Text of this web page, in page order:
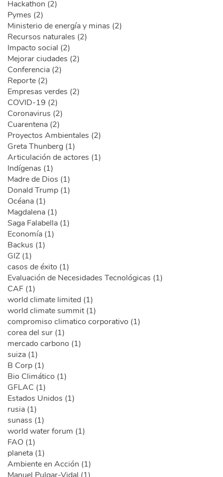
Hackathon (2)
Pymes (2)
Ministerio de energía y minas (2)
Recursos naturales (2)
Impacto social (2)
Mejorar ciudades (2)
Conferencia (2)
Reporte (2)
Empresas verdes (2)
COVID-19 (2)
Coronavirus (2)
Cuarentena (2)
Proyectos Ambientales (2)
Greta Thunberg (1)
Articulación de actores (1)
Indígenas (1)
Madre de Dios (1)
Donald Trump (1)
Océana (1)
Magdalena (1)
Saga Falabella (1)
Economía (1)
Backus (1)
GIZ (1)
casos de éxito (1)
Evaluación de Necesidades Tecnológicas (1)
CAF (1)
world climate limited (1)
world climate summit (1)
compromiso climatico corporativo (1)
corea del sur (1)
mercado carbono (1)
suiza (1)
B Corp (1)
Bio Climático (1)
GFLAC (1)
Estados Unidos (1)
rusia (1)
sunass (1)
world water forum (1)
FAO (1)
planeta (1)
Ambiente en Acción (1)
Manuel Pulgar-Vidal (1)